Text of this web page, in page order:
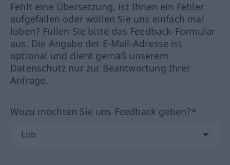
Fehlt eine Übersetzung, ist Ihnen ein Fehler
aufgefallen oder wollen Sie uns einfach mal
loben? Füllen Sie bitte das Feedback-Formular
aus. Die Angabe der E-Mail-Adresse ist
optional und dient gemäß unserem
Datenschutz nur zur Beantwortung Ihrer
Anfrage.
Wozu möchten Sie uns Feedback geben?*